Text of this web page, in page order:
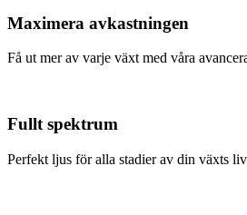
Maximera avkastningen
Få ut mer av varje växt med våra
Fullt spektrum
Perfekt ljus för alla stadier av din växts